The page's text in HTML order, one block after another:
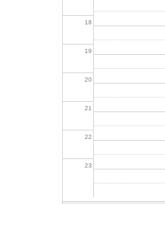
18
19
20
21
22
23